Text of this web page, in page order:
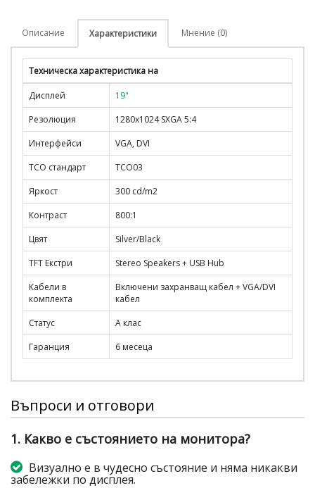
Описание Характеристики Мнение (0)
Техническа характеристика на
Дисплей
19"
Резолюция
1280x1024 SXGA 5:4
Интерфейси
VGA, DVI
TCO стандарт
TCO03
Яркост
300 cd/m2
Контраст
800:1
Цвят
Silver/Black
TFT Екстри
Stereo Speakers + USB Hub
Кабели в
комплекта
Включени захранващ кабел + VGA/DVI
кабел
Статус
А клас
Гаранция
6 месеца
Въпроси и отговори
1. Какво е състоянието на монитора?
Визуално е в чудесно състояние и няма никакви
забележки по дисплея.